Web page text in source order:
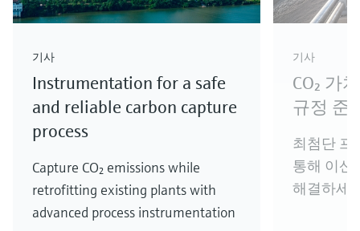
기사
Instrumentation for a safe
and reliable carbon capture
process
Capture CO₂ emissions while
retrofitting existing plants with
advanced process instrumentation
기사
CO₂ 가
규정 준
최첨단 프
통해 이산
해결하세